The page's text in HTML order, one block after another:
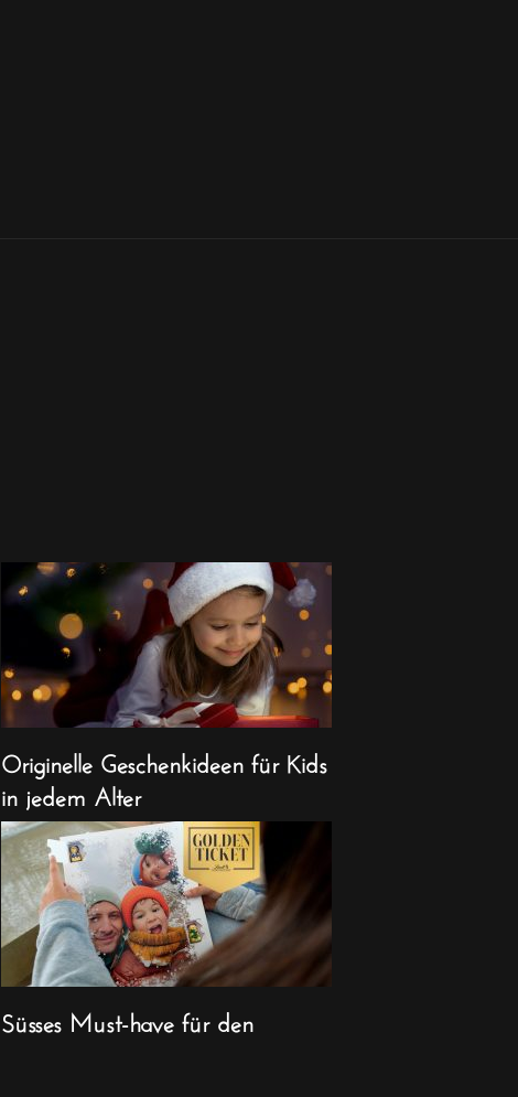
Originelle Geschenkideen für Kids
in jedem Alter
Süsses Must-have für den